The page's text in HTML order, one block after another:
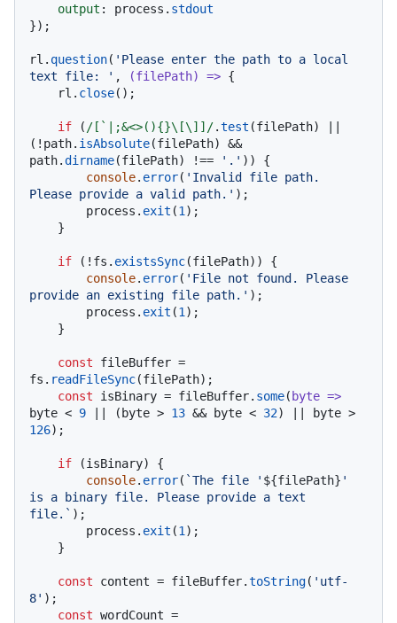
output : process. stdout
});
rl. question( 'Please enter the path to a local
text file: ' , (filePath) => {
    rl.
close();
if ( /[`|;&<>(){}\[\]]/.test (filePath) ||
(!path. isAbsolute(filePath) &&
path.dirname(filePath) !== '.' )) {
console. error( 'Invalid file path.
Please provide a valid path.' );
        process.
exit (1 );
if (!fs. existsSync(filePath)) {
console. error( 'File not found. Please
provide an existing file path.' );
        process.
exit (1 );
const fileBuffer =
fs. readFileSync(filePath);
const isBinary = fileBuffer. some(byte =>
byte < 9 || (byte > 13 && byte < 32
126);
if (isBinary) {
console. error( `The file ' ${filePath} '
is a binary file. Please provide a text
file.` );
        process.
exit (1 );
const content = fileBuffer.toString( 'utf-
8' );
const wordCount =